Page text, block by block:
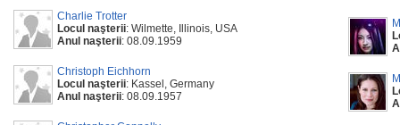
Charlie Trotter
Locul naşterii: Wilmette, Illinois, USA
Anul naşterii: 08.09.1959
Christoph Eichhorn
Locul naşterii: Kassel, Germany
Anul naşterii: 08.09.1957